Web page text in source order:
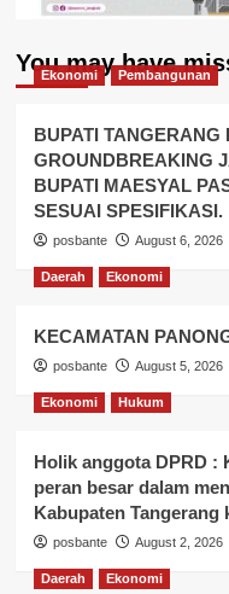
You may have
Ekonomi Pembangunan
BUPATI
GROUNDBREAKING
BUPATI MAESYAL
SESUAI SPESIFIKASI.
posbante August 6, 2026
Daerah Ekonomi
KECAMATAN
posbante August 5, 2026
Ekonomi Hukum
Holik anggota DPRD :
peran besar dalam
Kabupaten Tangerang
posbante August 2, 2026
Daerah Ekonomi